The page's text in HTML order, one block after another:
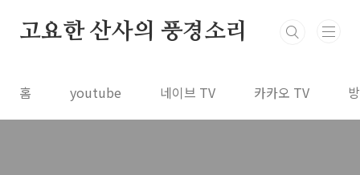
고요한 산사의 풍경소리
홈 youtube 네이브 TV 카카오 TV